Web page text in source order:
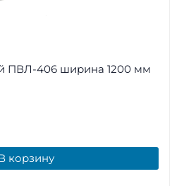
ПВЛ-406 ширина 1200 мм
корзину